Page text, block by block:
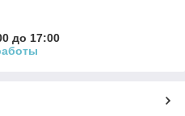
до 17:00